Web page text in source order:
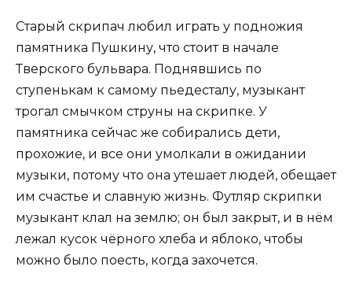
Старый скрипач любил играть у подножия
памятника Пушкину, что стоит в начале
Тверского бульвара. Поднявшись по
ступенькам к самому пьедесталу, музыкант
трогал смычком струны на скрипке. У
памятника сейчас же собирались дети,
прохожие, и все они умолкали в ожидании
музыки, потому что она утешает людей, обещает
им счастье и славную жизнь. Футляр скрипки
музыкант клал на землю; он был закрыт, и в нём
лежал кусок чёрного хлеба и яблоко, чтобы
можно было поесть, когда захочется.